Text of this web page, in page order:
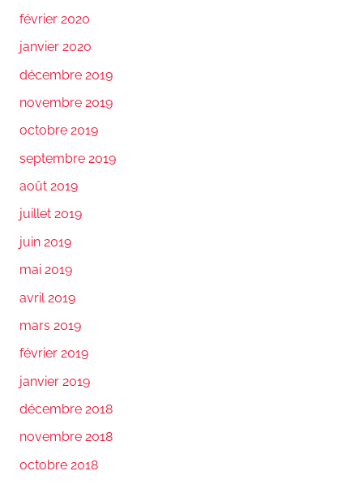
février 2020
janvier 2020
décembre 2019
novembre 2019
octobre 2019
septembre 2019
août 2019
juillet 2019
juin 2019
mai 2019
avril 2019
mars 2019
février 2019
janvier 2019
décembre 2018
novembre 2018
octobre 2018